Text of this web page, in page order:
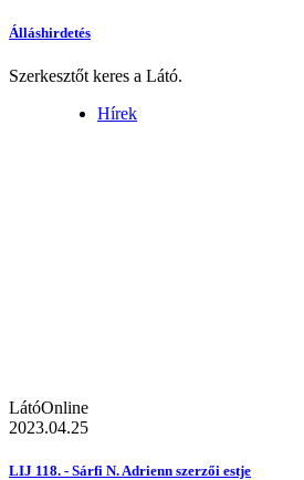
Álláshirdetés
Szerkesztőt keres a Látó.
Hírek
LátóOnline
2023.04.25
LIJ 118. - Sárfi N. Adrienn szerzői estje